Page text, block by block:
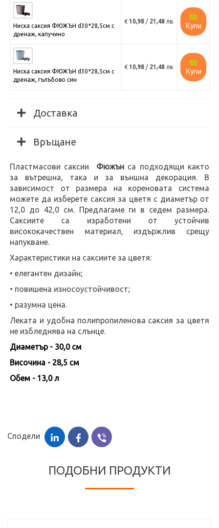
Ниска саксия ФЮЖЪН d30*28,5см с
дренаж, капучино
€ 10,98 / 21,48 лв.
Купи
Ниска саксия ФЮЖЪН d30*28,5см с
дренаж, гълъбово син
€ 10,98 / 21,48 лв.
Купи
Доставка
Връщане
Пластмасови саксии Фюжън са подходящи както
за вътрешна, така и за външна декорация. В
зависимост от размера на кореновата система
можете да изберете саксия за цветя с диаметър от
12,0 до 42,0 см. Предлагаме ги в седем размера.
Саксиите са изработени от устойчив
висококачествен материал, издържлив срещу
напукване.
Характеристики на саксиите за цветя:
• елегантен дизайн;
• повишена износоустойчивост;
• разумна цена.
Леката и удобна полипропиленова саксия за цветя
не избледнява на слънце.
Диаметър - 30,0 см
Височина - 28,5 см
Обем - 13,0 л
Сподели
ПОДОБНИ ПРОДУКТИ